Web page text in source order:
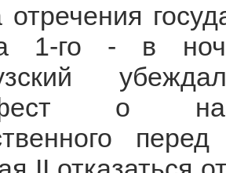
1-го - в
о